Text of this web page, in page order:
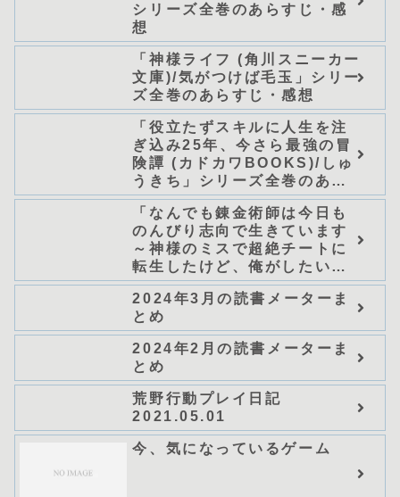
シリーズ全巻のあらすじ・感
想
「神様ライフ (角川スニーカー
文庫)/気がつけば毛玉」シリー
ズ全巻のあらすじ・感想
「役立たずスキルに人生を注
ぎ込み25年、今さら最強の冒
険譚 (カドカワBOOKS)/しゅ
うきち」シリーズ全巻のあら
すじ・感想
「なんでも錬金術師は今日も
のんびり志向で生きています
～神様のミスで超絶チートに
転生したけど、俺がしたいの
は冒険じゃなくてホワイト商
会の立上げです～（グラスト
ノベルス） (グラスト
NOVELS)/可換環」シリーズ
全巻のあらすじ・感想
2024年3月の読書メーターま
とめ
2024年2月の読書メーターま
とめ
荒野行動プレイ日記
2021.05.01
今、気になっているゲーム